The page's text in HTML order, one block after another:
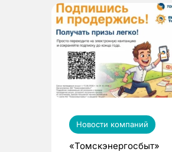
Новости компаний
«Томскэнергосбыт»